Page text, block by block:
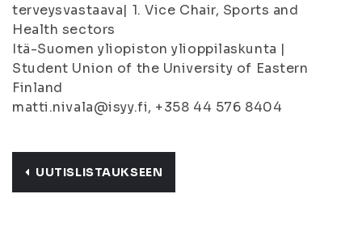
terveysvastaava| 1. Vice Chair, Sports and
Health sectors
Itä-Suomen yliopiston ylioppilaskunta |
Student Union of the University of Eastern
Finland
matti.nivala@isyy.fi, +358 44 576 8404
UUTISLISTAUKSEEN